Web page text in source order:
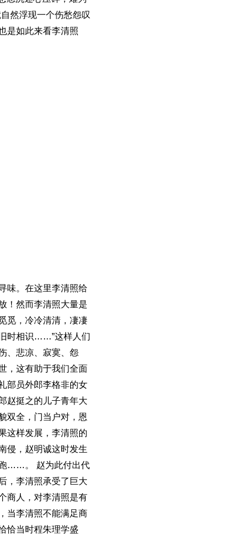
然浮现一个伤愁怨叹
是如此来看李清照
味。在这里李清照给
！然而李清照大量是
觅，冷冷清清，凄凄
时相识……”这样人们
、悲凉、寂寞、怨
，这有助于我们全面
部员外郎李格非的女
赵挺之的儿子青年大
双全，门当户对，恩
这样发展，李清照的
侵，赵明诚这时发生
跑……。 赵为此付出代
，李清照承受了巨大
商人，对李清照是有
当李清照不能满足商
恰当时程朱理学盛